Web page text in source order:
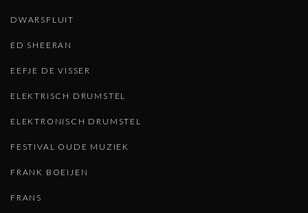
DWARSFLUIT
ED SHEERAN
EEFJE DE VISSER
ELEKTRISCH DRUMSTEL
ELEKTRONISCH DRUMSTEL
FESTIVAL OUDE MUZIEK
FRANK BOEIJEN
FRANS